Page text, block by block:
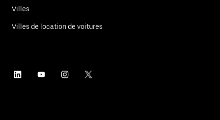
Villes
Villes de location de voitures